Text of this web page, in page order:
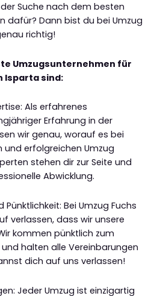
Suche nach dem besten
dafür? Dann bist du bei Umzug
richtig!
Umzugsunternehmen für
Isparta sind:
Als erfahrenes
Erfahrung in der
wir genau, worauf es bei
und erfolgreichen Umzug
stehen dir zur Seite und
Abwicklung.
Pünktlichkeit: Bei Umzug Fuchs
verlassen, dass wir unsere
kommen pünktlich zum
halten alle Vereinbarungen
dich auf uns verlassen!
Jeder Umzug ist einzigartig